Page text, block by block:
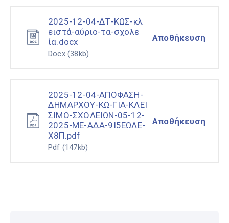
2025-12-04-ΔΤ-ΚΩΣ-κλ
ειστά-αύριο-τα-σχολε
ία.docx
Docx (38kb)
Αποθήκευση
2025-12-04-ΑΠΟΦΑΣΗ-
ΔΗΜΑΡΧΟΥ-ΚΩ-ΓΙΑ-ΚΛΕΙ
ΣΙΜΟ-ΣΧΟΛΕΙΩΝ-05-12-
2025-ΜΕ-ΑΔΑ-9Ι5ΕΩΛΕ-
Χ8Π.pdf
Pdf (147kb)
Αποθήκευση